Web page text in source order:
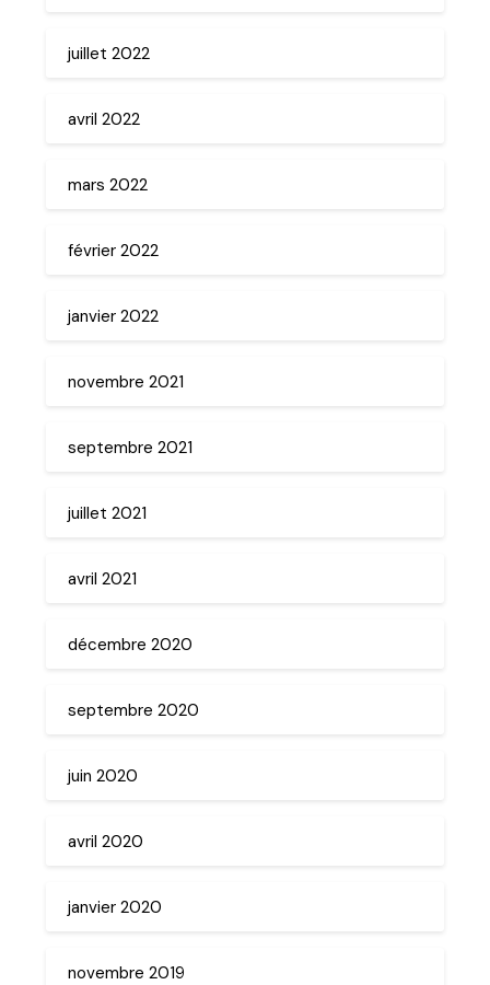
juillet 2022
avril 2022
mars 2022
février 2022
janvier 2022
novembre 2021
septembre 2021
juillet 2021
avril 2021
décembre 2020
septembre 2020
juin 2020
avril 2020
janvier 2020
novembre 2019